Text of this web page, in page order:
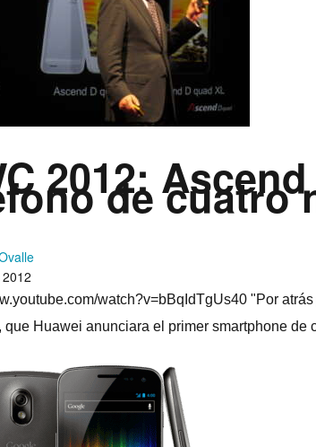
2012:de cuatro
watch?v=bBqIdTgUs40 "Por
que Huawei anunciara el primer smartphone de